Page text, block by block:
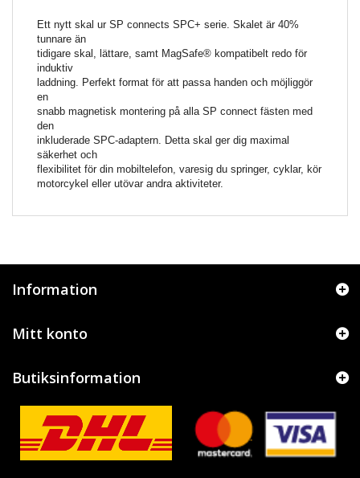
Ett nytt skal ur SP connects SPC+ serie. Skalet är 40%
tunnare än
tidigare skal, lättare, samt MagSafe® kompatibelt redo för
induktiv
laddning. Perfekt format för att passa handen och möjliggör
en
snabb magnetisk montering på alla SP connect fästen med
den
inkluderade SPC-adaptern. Detta skal ger dig maximal
säkerhet och
flexibilitet för din mobiltelefon, varesig du springer, cyklar, kör
motorcykel eller utövar andra aktiviteter.
Information
Mitt konto
Butiksinformation